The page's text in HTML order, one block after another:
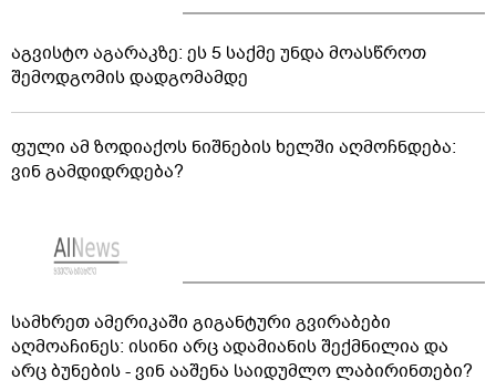
აგვისტო აგარაკზე: ეს 5 საქმე უნდა მოასწროთ
შემოდგომის დადგომამდე
ფული ამ ზოდიაქოს ნიშნების ხელში აღმოჩნდება:
ვინ გამდიდრდება?
სამხრეთ ამერიკაში გიგანტური გვირაბები
აღმოაჩინეს: ისინი არც ადამიანის შექმნილია და
არც ბუნების - ვინ ააშენა საიდუმლო ლაბირინთები?